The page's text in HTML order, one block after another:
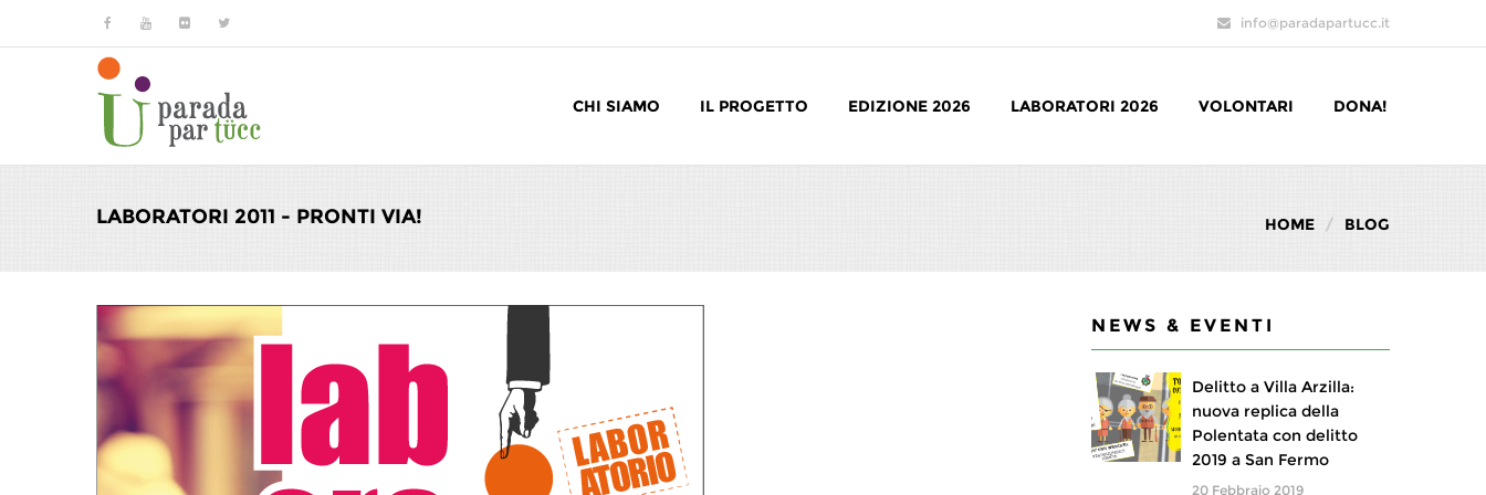
Salta al contenuto principale info@paradapartucc.it
CHI SIAMO IL PROGETTO EDIZIONE 2026 LABORATORI 2026 VOLONTARI DONA!
LABORATORI 2011 - PRONTI VIA! HOME BLOG
NEWS & EVENTI
Delitto a Villa Arzilla:
nuova replica della
Polentata con delitto
2019 a San Fermo
20 Febbraio 2019